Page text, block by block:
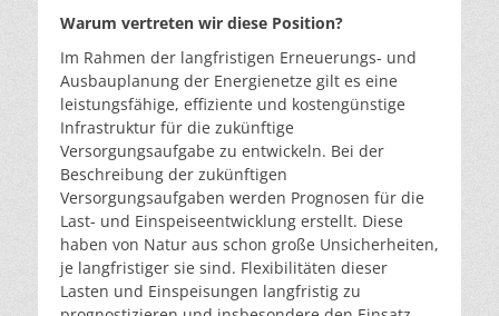
Warum vertreten wir diese Position?
Im Rahmen der langfristigen Erneuerungs- und
Ausbauplanung der Energienetze gilt es eine
leistungsfähige, effiziente und kostengünstige
Infrastruktur für die zukünftige
Versorgungsaufgabe zu entwickeln. Bei der
Beschreibung der zukünftigen
Versorgungsaufgaben werden Prognosen für die
Last- und Einspeiseentwicklung erstellt. Diese
haben von Natur aus schon große Unsicherheiten,
je langfristiger sie sind. Flexibilitäten dieser
Lasten und Einspeisungen langfristig zu